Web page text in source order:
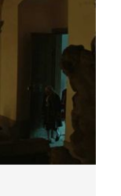
Pražském
ale i plesy
panovnice